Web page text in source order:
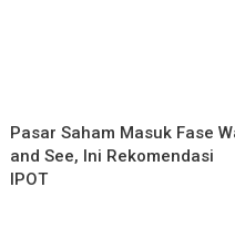
Pasar Saham Masuk Fase
and See, Ini Rekomendasi
IPOT